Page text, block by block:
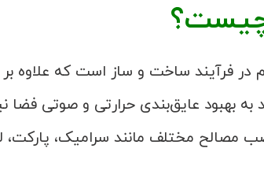
در فرآیند ساخت و ساز است که علاوه بر
به بهبود عایق‌بندی حرارتی و صوتی فضا
مصالح مختلف مانند سرامیک،